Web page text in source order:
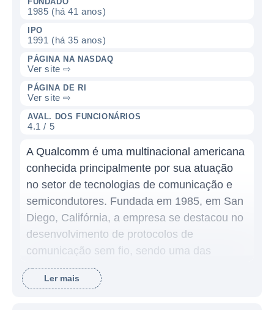
1985 (há 41 anos)
IPO
1991 (há 35 anos)
PÁGINA NA NASDAQ
Ver site ⇨
PÁGINA DE RI
Ver site ⇨
AVAL. DOS FUNCIONÁRIOS
4.1 / 5
A Qualcomm é uma multinacional americana
conhecida principalmente por sua atuação
no setor de tecnologias de comunicação e
semicondutores. Fundada em 1985, em San
Diego, Califórnia, a empresa se destacou no
desenvolvimento de protocolos de
comunicação sem fio, sendo uma das
pioneiras na introdução da tecnologia CDMA
(Código de Múltipla Acesso por Divisão de
Ler mais